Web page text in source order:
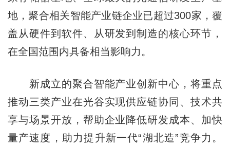
地，聚合相关智能产业链企业已超过300家，覆
盖从硬件到软件、从研发到制造的核心环节，
在全国范围内具备相当影响力。
新成立的聚合智能产业创新中心，将重点
推动三类产业在光谷实现供应链协同、技术共
享与场景开放，帮助企业降低研发成本、加快
量产速度，助力提升新一代“湖北造”竞争力。